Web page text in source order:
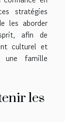
stratégies
les aborder
afin de
culturel et
une famille
les